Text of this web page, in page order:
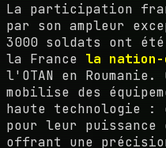
La participation
par son ampleur
3000 soldats ont
la France la nation-
l'OTAN en
mobilise des
haute technologie :
pour leur puissance
offrant une